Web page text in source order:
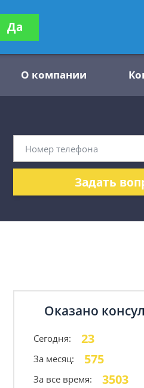
бесплатно
О компании
Задать
Оказано
Сегодня: 23
За месяц: 575
За все время: 3503
Да